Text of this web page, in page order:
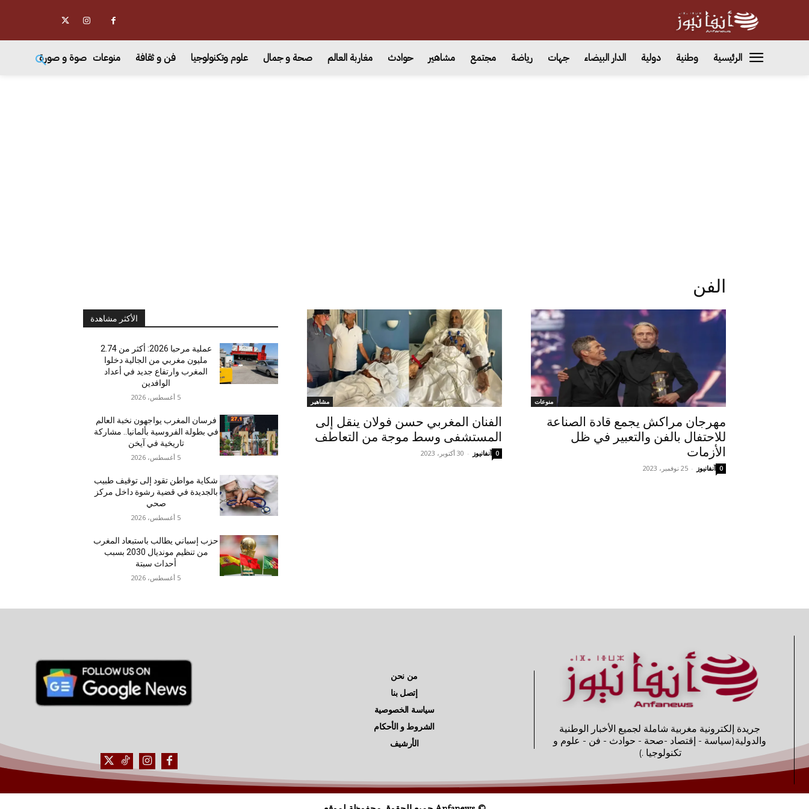
الرئيسية وطنية دولية الدار البيضاء جهات رياضة مجتمع مشاهير حوادث مغاربة العالم صحة و جمال علوم وتكنولوجيا فن و ثقافة منوعات صوة و صورة
الفن
الأكثر مشاهدة
عملية مرحبا 2026: أكثر من 2.74
مليون مغربي من الجالية دخلوا
المغرب وارتفاع جديد في أعداد
الوافدين
5 أغسطس، 2026
فرسان المغرب يواجهون نخبة العالم
في بطولة الفروسية بألمانيا.. مشاركة
تاريخية في آيخن
5 أغسطس، 2026
شكاية مواطن تقود إلى توقيف طبيب
بالجديدة في قضية رشوة داخل مركز
صحي
5 أغسطس، 2026
حزب إسباني يطالب باستبعاد المغرب
من تنظيم مونديال 2030 بسبب
أحداث سبتة
5 أغسطس، 2026
منوعات
مهرجان مراكش يجمع قادة الصناعة
للاحتفال بالفن والتعبير في ظل
الأزمات
آنفانيوز - 25 نوفمبر، 2023 0
مشاهير
الفنان المغربي حسن فولان ينقل إلى
المستشفى وسط موجة من التعاطف
آنفانيوز - 30 أكتوبر، 2023 0
جريدة إلكترونية مغربية شاملة لجميع الأخبار الوطنية
والدولية(سياسة - إقتصاد -صحة - حوادث - فن - علوم و
تكنولوجيا .)
من نحن
إتصل بنا
سياسة الخصوصية
الشروط و الأحكام
الأرشيف